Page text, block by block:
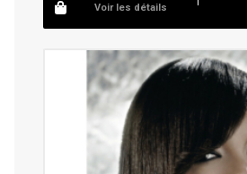
Voir les détails